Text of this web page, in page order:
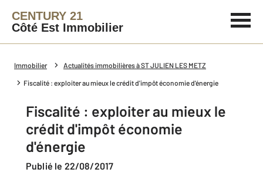
CENTURY 21
Côté Est Immobilier
Immobilier Actualités immobilières à ST JULIEN LES METZ
Fiscalité : exploiter au mieux le crédit d'impôt économie d'énergie
Fiscalité : exploiter au mieux le
crédit d'impôt économie
d'énergie
Publié le 22/08/2017